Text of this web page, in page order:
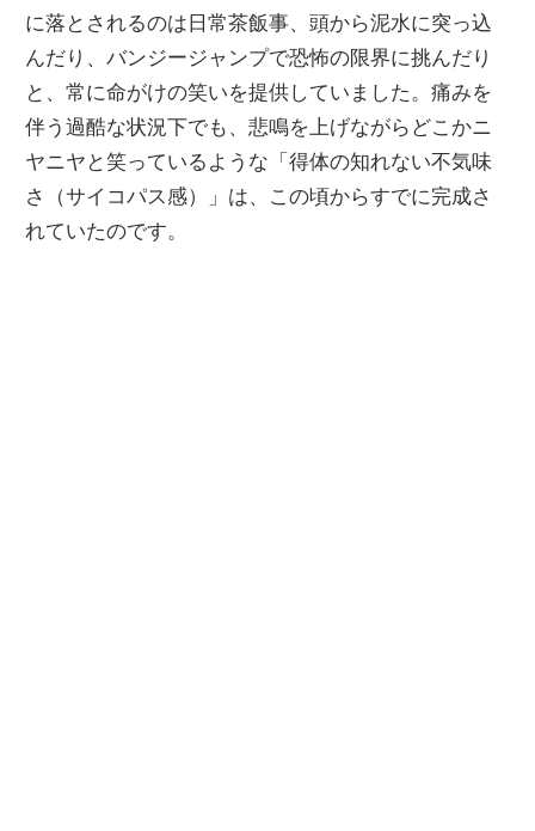
に落とされるのは日常茶飯事、頭から泥水に突っ込
んだり、バンジージャンプで恐怖の限界に挑んだり
と、常に命がけの笑いを提供していました。痛みを
伴う過酷な状況下でも、悲鳴を上げながらどこかニ
ヤニヤと笑っているような「得体の知れない不気味
さ（サイコパス感）」は、この頃からすでに完成さ
れていたのです。